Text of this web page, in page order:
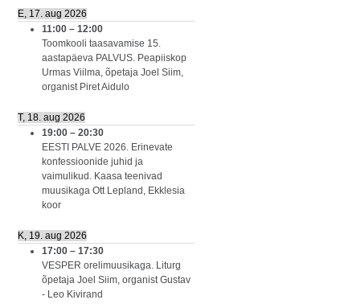
E, 17. aug 2026
11:00 – 12:00
Toomkooli taasavamise 15.
aastapäeva PALVUS. Peapiiskop
Urmas Viilma, õpetaja Joel Siim,
organist Piret Aidulo
T, 18. aug 2026
19:00 – 20:30
EESTI PALVE 2026. Erinevate
konfessioonide juhid ja
vaimulikud. Kaasa teenivad
muusikaga Ott Lepland, Ekklesia
koor
K, 19. aug 2026
17:00 – 17:30
VESPER orelimuusikaga. Liturg
õpetaja Joel Siim, organist Gustav
- Leo Kivirand